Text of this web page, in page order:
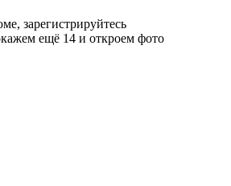
зарегистрируйтесь
ещё 14 и откроем фото